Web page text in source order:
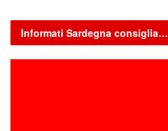
Informati Sardegna consiglia…